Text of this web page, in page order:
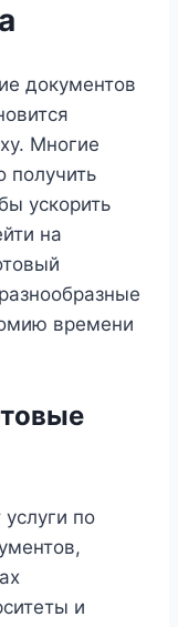
документов
Многие
получить
ускорить
на
времени
по
и